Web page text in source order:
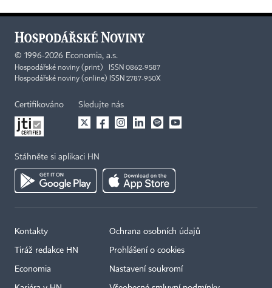
© 1996-2026 Economia, a.s.
Hospodářské noviny (print) ISSN 0862-9587
Hospodářské noviny (online) ISSN 2787-950X
Certifikováno Sledujte nás
Stáhněte si aplikaci HN
Kontakty
Tiráž redakce HN
Economia
Ochrana osobních údajů
Prohlášení o cookies
Nastavení soukromí